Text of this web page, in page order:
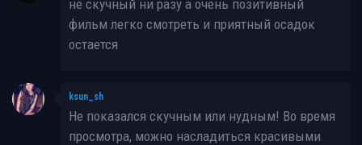
не скучный ни разу а очень позитивный
фильм легко смотреть и приятный осадок
остается
ksun_sh
Не показался скучным или нудным! Во время
просмотра, можно насладиться красивыми